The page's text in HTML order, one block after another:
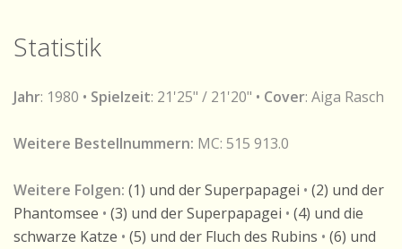
Statistik
Jahr: 1980 • Spielzeit: 21'25" / 21'20" • Cover: Aiga Rasch
Weitere Bestellnummern: MC: 515 913.0
Weitere Folgen: (1) und der Superpapagei • (2) und der
Phantomsee • (3) und der Superpapagei • (4) und die
schwarze Katze • (5) und der Fluch des Rubins • (6) und